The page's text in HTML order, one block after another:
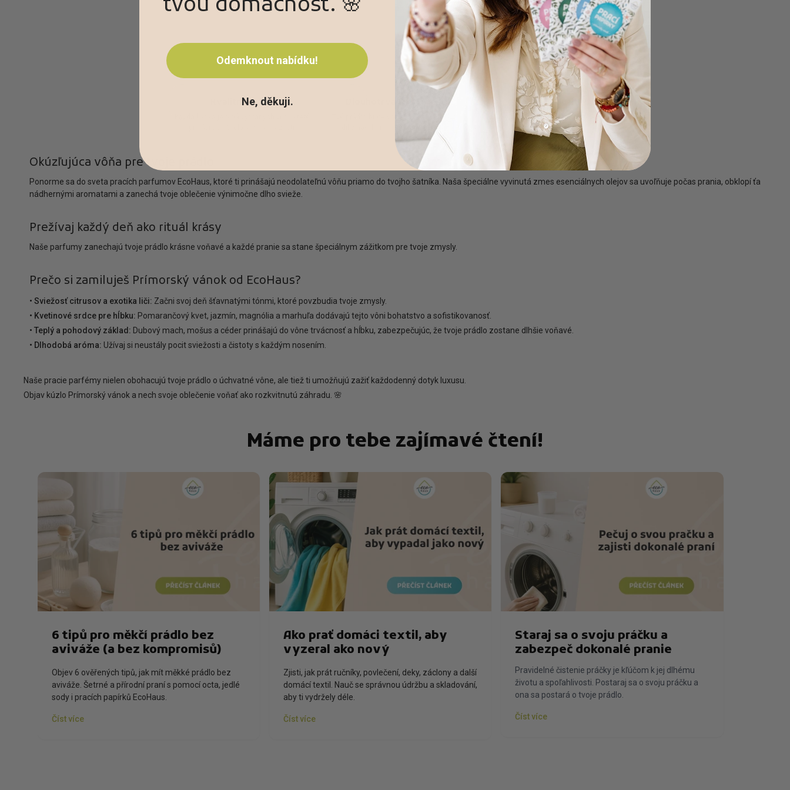
Kvalitní aroma
Tvé prádlo bude vonět úžasně dlouho,
díky naší koncentrované formuli.
Snadné použití
Stačí přidat pár kapek do přihrádky na
aviváž tvé pračky.
Okúzľujúca vôňa pre tvoje prádlo
Ponorme sa do sveta pracích parfumov EcoHaus, ktoré ti prinášajú neodolateľnú vôňu priamo do tvojho šatníka. Naša špeciálne vyvinutá zmes esenciálnych olejov sa uvoľňuje počas prania, obklopí ťa
nádhernými aromatami a zanechá tvoje oblečenie výnimočne dlho svieže.
Prežívaj každý deň ako rituál krásy
Naše parfumy zanechajú tvoje prádlo krásne voňavé a každé pranie sa stane špeciálnym zážitkom pre tvoje zmysly.
Prečo si zamiluješ Prímorský vánok od EcoHaus?
• Sviežosť citrusov a exotika liči: Začni svoj deň šťavnatými tónmi, ktoré povzbudia tvoje zmysly.
• Kvetinové srdce pre hĺbku: Pomarančový kvet, jazmín, magnólia a marhuľa dodávajú tejto vôni bohatstvo a sofistikovanosť.
• Teplý a pohodový základ: Dubový mach, mošus a céder prinášajú do vône trvácnosť a hĺbku, zabezpečujúc, že tvoje prádlo zostane dlhšie voňavé.
• Dlhodobá aróma: Užívaj si neustály pocit sviežosti a čistoty s každým nosením.
Naše pracie parfémy nielen obohacujú tvoje prádlo o úchvatné vône, ale tiež ti umožňujú zažiť každodenný dotyk luxusu.
Objav kúzlo Prímorský vánok a nech svoje oblečenie voňať ako rozkvitnutú záhradu. 🌸
Máme pro tebe zajímavé čtení!
6 tipů pro měkčí prádlo bez
aviváže (a bez kompromisů)
Objev 6 ověřených tipů, jak mít měkké prádlo bez
aviváže. Šetrné a přírodní praní s pomocí octa, jedlé
sody i pracích papírků EcoHaus.
Číst více
Ako prať domáci textil, aby
vyzeral ako nový
Zjisti, jak prát ručníky, povlečení, deky, záclony a další
domácí textil. Nauč se správnou údržbu a skladování,
aby ti vydržely déle.
Číst více
Staraj sa o svoju práčku a
zabezpeč dokonalé pranie
Pravidelné čistenie práčky je kľúčom k jej dlhému
životu a spoľahlivosti. Postaraj sa o svoju práčku a
ona sa postará o tvoje prádlo.
Číst více
tvou domácnost. 🌸
Odemknout nabídku!
Ne, děkuji.